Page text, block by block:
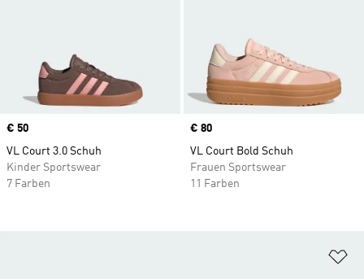
Price
€ 50
VL Court 3.0 Schuh
Kinder Sportswear
7 Farben
Price
€ 80
VL Court Bold Schuh
Frauen Sportswear
11 Farben